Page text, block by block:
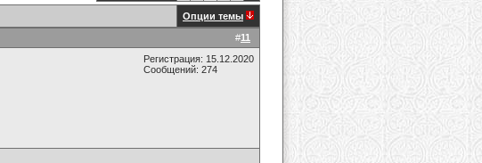
Опции темы
#11
Регистрация: 15.12.2020
Сообщений: 274